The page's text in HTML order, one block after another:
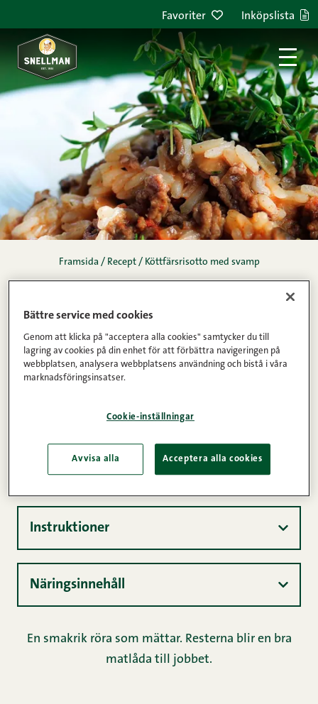
Favoriter Inköpslista
Framsida / Recept / Köttfärsrisotto med svamp
svamp
1 2 3 4 5 (14) Kommentarer
25min 4 Lätt
Ingredienser
Instruktioner
Näringsinnehåll
En smakrik röra som mättar. Resterna blir en bra
matlåda till jobbet.
Bättre service med cookies
Genom att klicka på "acceptera alla cookies" samtycker du till
lagring av cookies på din enhet för att förbättra navigeringen på
webbplatsen, analysera webbplatsens användning och bistå i våra
marknadsföringsinsatser.
Cookie-inställningar
Avvisa alla Acceptera alla cookies